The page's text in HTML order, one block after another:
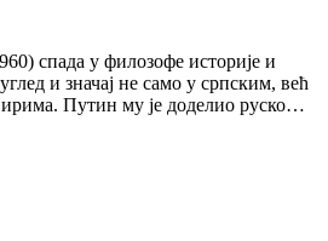
спада у филозофе историје и
и значај не само у српским, већ
Путин му је доделио руско…